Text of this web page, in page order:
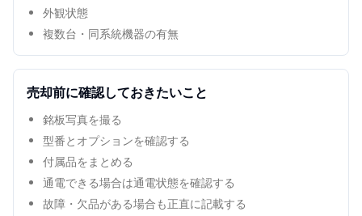
外観状態
複数台・同系統機器の有無
売却前に確認しておきたいこと
銘板写真を撮る
型番とオプションを確認する
付属品をまとめる
通電できる場合は通電状態を確認する
故障・欠品がある場合も正直に記載する